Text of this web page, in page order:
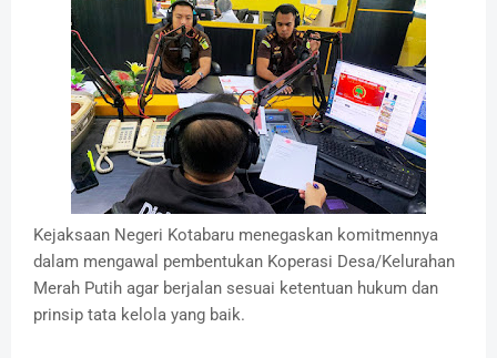
Kejaksaan Negeri Kotabaru menegaskan komitmennya
dalam mengawal pembentukan Koperasi Desa/Kelurahan
Merah Putih agar berjalan sesuai ketentuan hukum dan
prinsip tata kelola yang baik.